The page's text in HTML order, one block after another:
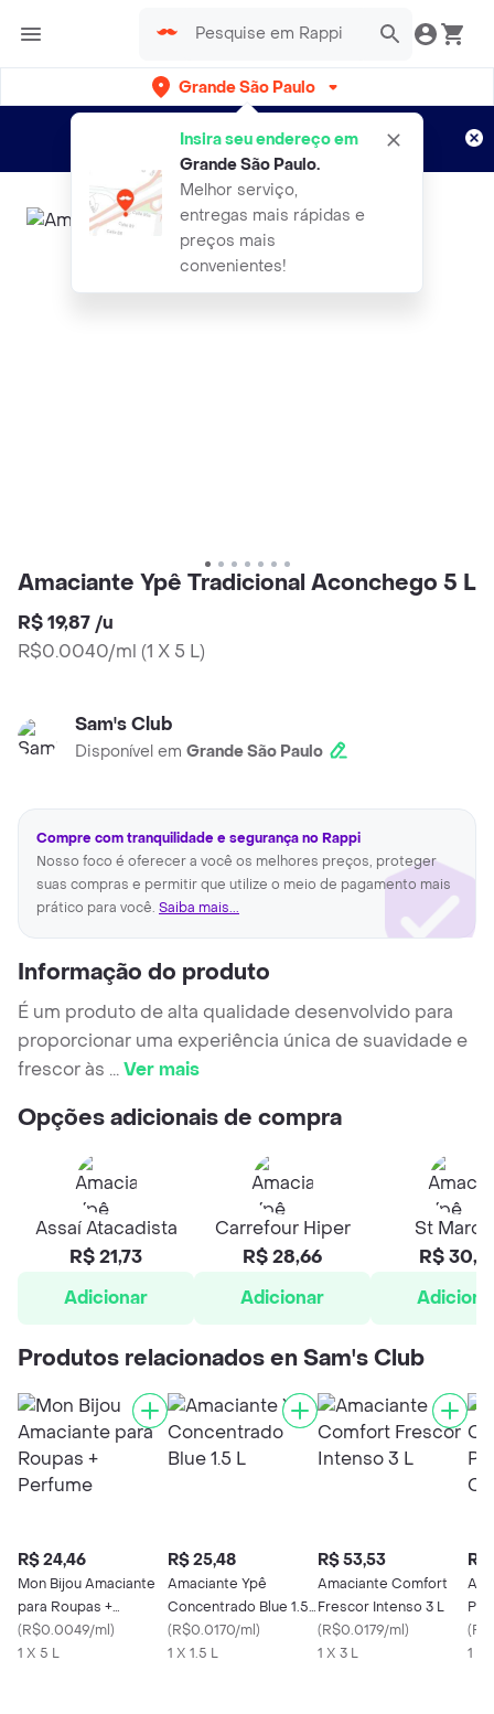
Grande São Paulo
Insira seu endereço em
Grande São Paulo.
Melhor serviço,
entregas mais rápidas e
preços mais
convenientes!
Entregas grátis por 15 dias!
Aplicam T&C
Amaciante Ypê Tradicional Aconchego 5 L
R$ 19,87 /u
R$0.0040/ml (1 X 5 L)
Sam's Club
Disponível em Grande São Paulo
Compre com tranquilidade e segurança no Rappi
Nosso foco é oferecer a você os melhores preços, proteger
suas compras e permitir que utilize o meio de pagamento mais
prático para você. Saiba mais...
Informação do produto
É um produto de alta qualidade desenvolvido para
proporcionar uma experiência única de suavidade e
frescor às ...Ver mais
Opções adicionais de compra
Assaí Atacadista
R$ 21,73
Adicionar
Carrefour Hiper
R$ 28,66
Adicionar
St
R$
Produtos relacionados en Sam's Club
R$ 24,46
Mon Bijou Amaciante
para Roupas +
Perfume
(R$0.0049/ml)
1 X 5 L
R$ 25,48
Amaciante Ypê
Concentrado Blue 1.5
L
(R$0.0170/ml)
1 X 1.5 L
R$ 53,53
Amaciante Comfort
Frescor Intenso 3 L
(R$0.0179/ml)
1 X 3 L
R$
(
1 X